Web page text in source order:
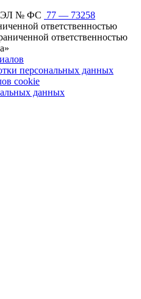
ЭЛ № ФС 77 — 73258
ответственностью
ответственностью
персональных данных
cookie
данных